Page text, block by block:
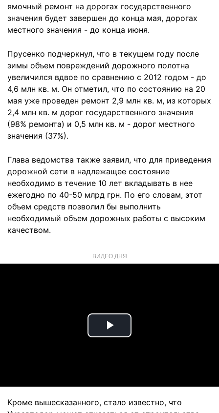
ямочный ремонт на дорогах государственного
значения будет завершен до конца мая, дорогах
местного значения - до конца июня.
Прусенко подчеркнул, что в текущем году после
зимы объем повреждений дорожного полотна
увеличился вдвое по сравнению с 2012 годом - до
4,6 млн кв. м. Он отметил, что по состоянию на 20
мая уже проведен ремонт 2,9 млн кв. м, из которых
2,4 млн кв. м дорог государственного значения
(98% ремонта) и 0,5 млн кв. м - дорог местного
значения (37%).
Глава ведомства также заявил, что для приведения
дорожной сети в надлежащее состояние
необходимо в течение 10 лет вкладывать в нее
ежегодно по 40-50 млрд грн. По его словам, этот
объем средств позволил бы выполнить
необходимый объем дорожных работы с высоким
качеством.
ВИДЕО ДНЯ
Play
Кроме вышесказанного, стало известно, что